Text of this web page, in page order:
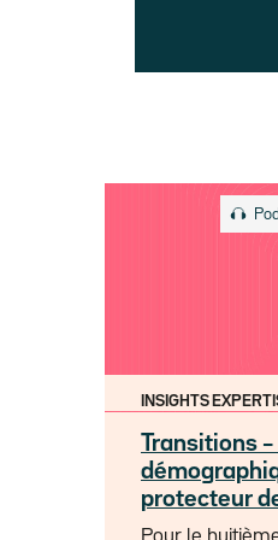
INSIGHTS
Transitions
protecteur